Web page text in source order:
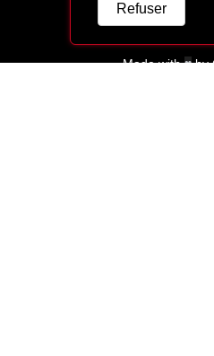
Made with♥by
Refuser